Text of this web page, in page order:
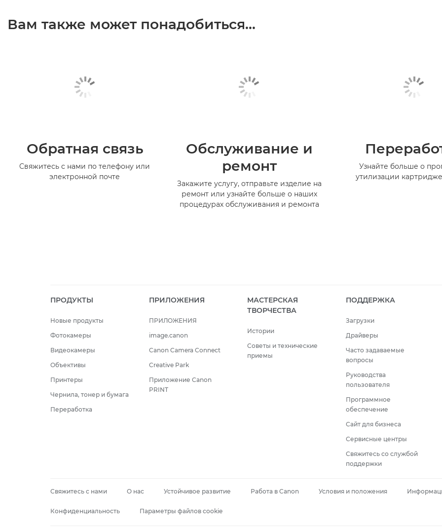
Вам также может понадобиться...
Обратная связь
Свяжитесь с нами по телефону или
электронной почте
Обслуживание и
ремонт
Закажите услугу, отправьте изделие на
ремонт или узнайте больше о наших
процедурах обслуживания и ремонта
Узнайте больше о
утилизации
ПРОДУКТЫ
Новые продукты
Фотокамеры
Видеокамеры
Объективы
Принтеры
Чернила, тонер и бумага
Переработка
ПРИЛОЖЕНИЯ
ПРИЛОЖЕНИЯ
image.canon
Canon Camera Connect
Creative Park
Приложение Canon
PRINT
МАСТЕРСКАЯ
ТВОРЧЕСТВА
Истории
Советы и технические
приемы
ПОДДЕРЖКА
Загрузки
Драйверы
Часто задаваемые
вопросы
Руководства
пользователя
Программное
обеспечение
Сайт для бизнеса
Сервисные центры
Свяжитесь со службой
поддержки
Свяжитесь с нами О нас Устойчивое развитие Работа в Canon Условия и положения
Конфиденциальность Параметры файлов cookie